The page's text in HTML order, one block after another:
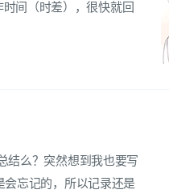
间（时差），很快就回
结么？突然想到我也要写
忘记的，所以记录还是